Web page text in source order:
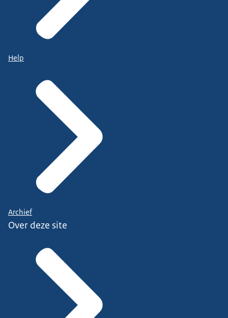
Help
Archief
Over deze site